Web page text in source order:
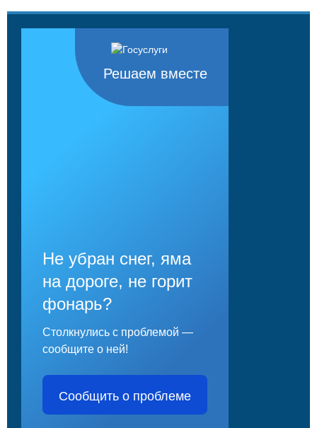
Решаем вместе
Не убран снег, яма
на дороге, не горит
фонарь?
Столкнулись с проблемой —
сообщите о ней!
Сообщить о проблеме